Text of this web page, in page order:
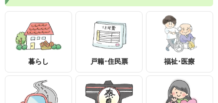
暮らし 戸籍･住民票 福祉･医療
〒399-1895
長野県下伊那郡泰阜村3236-1